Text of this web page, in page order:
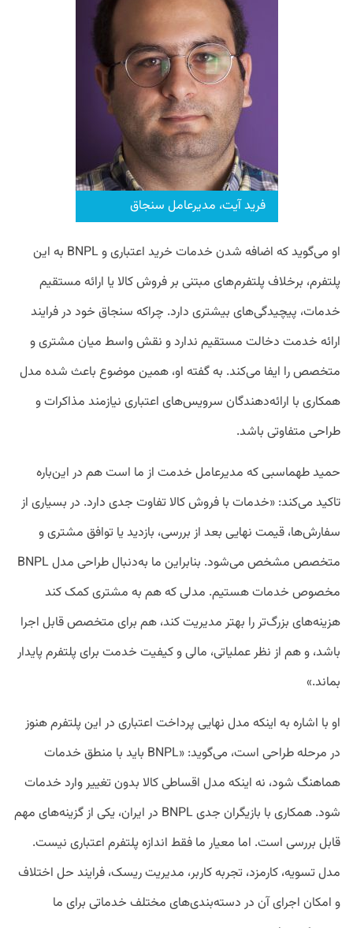
فرید آیت، مدیرعامل سنجاق
او می‌گوید که اضافه شدن خدمات خرید اعتباری و BNPL به این
پلتفرم، برخلاف پلتفرم‌های مبتنی بر فروش کالا یا ارائه مستقیم
خدمات، پیچیدگی‌های بیشتری دارد. چراکه سنجاق خود در فرایند
ارائه خدمت دخالت مستقیم ندارد و نقش واسط میان مشتری و
متخصص را ایفا می‌کند. به گفته او، همین موضوع باعث شده مدل
همکاری با ارائه‌دهندگان سرویس‌های اعتباری نیازمند مذاکرات و
طراحی متفاوتی باشد.
حمید طهماسبی که مدیرعامل خدمت از ما است هم در این‌باره
تاکید می‌کند: «خدمات با فروش کالا تفاوت جدی دارد. در بسیاری از
سفارش‌ها، قیمت نهایی بعد از بررسی، بازدید یا توافق مشتری و
متخصص مشخص می‌شود. بنابراین ما به‌دنبال طراحی مدل BNPL
مخصوص خدمات هستیم. مدلی که هم به مشتری کمک کند
هزینه‌های بزرگ‌تر را بهتر مدیریت کند، هم برای متخصص قابل اجرا
باشد، و هم از نظر عملیاتی، مالی و کیفیت خدمت برای پلتفرم پایدار
بماند.»
او با اشاره به اینکه مدل نهایی پرداخت اعتباری در این پلتفرم هنوز
در مرحله طراحی است، می‌گوید: «BNPL باید با منطق خدمات
هماهنگ شود، نه اینکه مدل اقساطی کالا بدون تغییر وارد خدمات
شود. همکاری با بازیگران جدی BNPL در ایران، یکی از گزینه‌های مهم
قابل بررسی است. اما معیار ما فقط اندازه پلتفرم اعتباری نیست.
مدل تسویه، کارمزد، تجربه کاربر، مدیریت ریسک، فرایند حل اختلاف
و امکان اجرای آن در دسته‌بندی‌های مختلف خدماتی برای ما